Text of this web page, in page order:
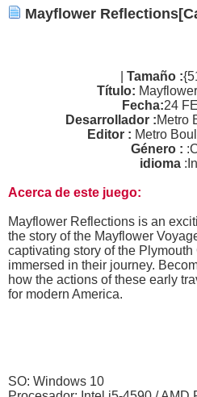
Mayflower
Tamaño :
Título:
Fecha:24
Desarrollador :Metro
Editor : Metro
Género :
idioma
Acerca de este juego:
Mayflower Reflections is an
the story of the Mayflower
captivating story of the
immersed in their journey.
how the actions of these early
for modern America.
SO: Windows 10